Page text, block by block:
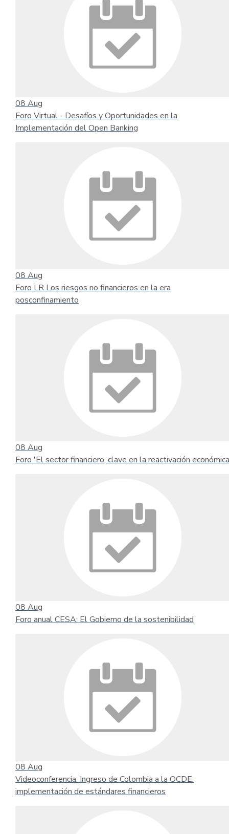
08 Aug
Foro Virtual - Desafíos y Oportunidades en la
Implementación del Open Banking
08 Aug
Foro LR Los riesgos no financieros en la era
posconfinamiento
08 Aug
Foro 'El sector financiero, clave en la reactivación
08 Aug
Foro anual CESA: El Gobierno de la sostenibilidad
08 Aug
Videoconferencia: Ingreso de Colombia a la OCDE:
implementación de estándares financieros